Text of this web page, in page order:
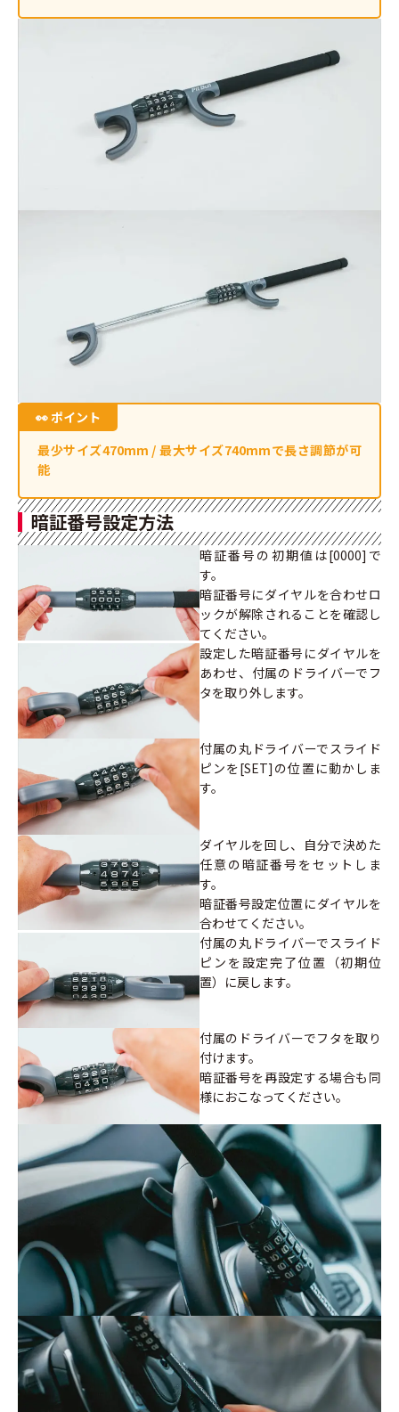
最少サイズ470mm / 最大サイズ740mmで長さ調節が可
能
暗証番号設定方法
暗証番号の初期値は[0000]で
す。
暗証番号にダイヤルを合わせロ
ックが解除されることを確認し
てください。
設定した暗証番号にダイヤルを
あわせ、付属のドライバーでフ
タを取り外します。
付属の丸ドライバーでスライド
ピンを[SET]の位置に動かしま
す。
ダイヤルを回し、自分で決めた
任意の暗証番号をセットしま
す。
暗証番号設定位置にダイヤルを
合わせてください。
付属の丸ドライバーでスライド
ピンを設定完了位置（初期位
置）に戻します。
付属のドライバーでフタを取り
付けます。
暗証番号を再設定する場合も同
様におこなってください。